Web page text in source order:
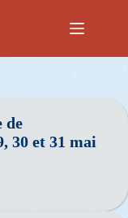
de
30 et 31 mai